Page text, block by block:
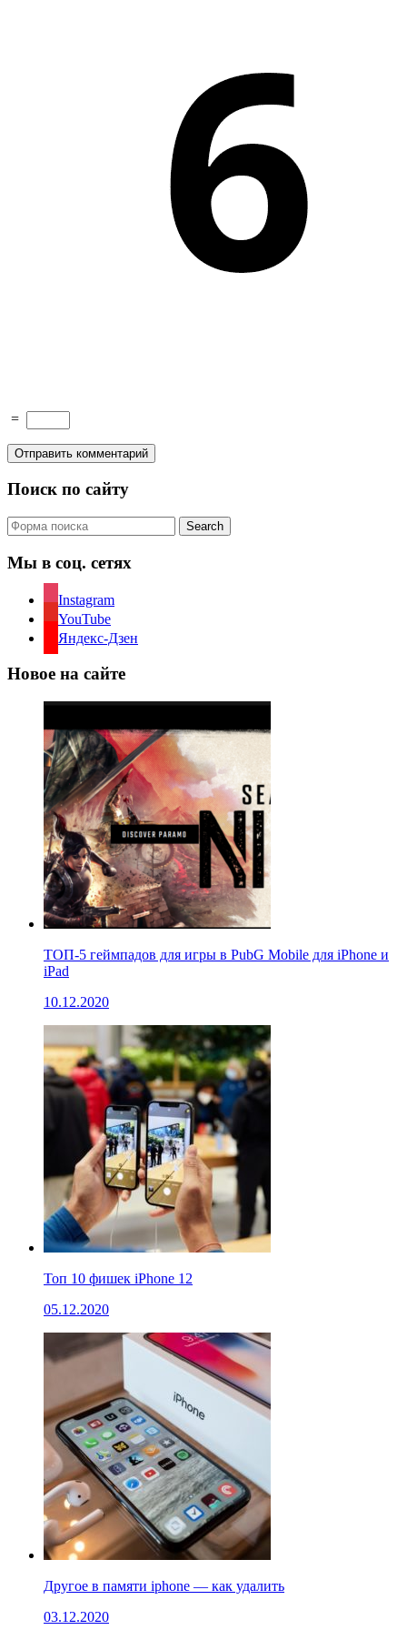
=
Поиск по сайту
Search
Мы в соц. сетях
Instagram
YouTube
Яндекс-Дзен
Новое на сайте
ТОП-5 геймпадов для игры в PubG Mobile для iPhone и
iPad
10.12.2020
Топ 10 фишек iPhone 12
05.12.2020
Другое в памяти iphone — как удалить
03.12.2020